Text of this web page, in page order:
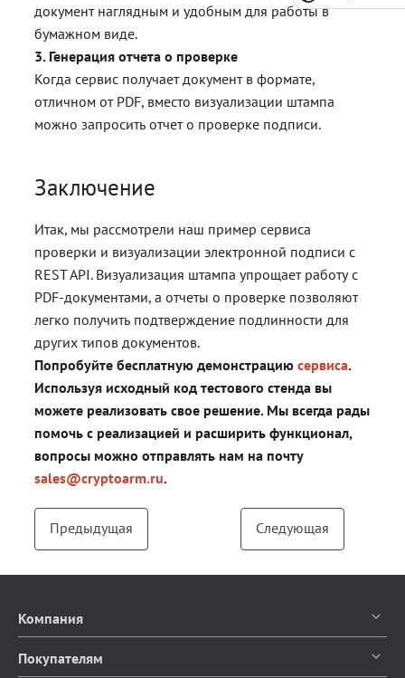
документ наглядным и удобным для работы в
бумажном виде.
3. Генерация отчета о проверке
Когда сервис получает документ в формате,
отличном от PDF, вместо визуализации штампа
можно запросить отчет о проверке подписи.
Заключение
Итак, мы рассмотрели наш пример сервиса
проверки и визуализации электронной подписи с
REST API. Визуализация штампа упрощает работу с
PDF-документами, а отчеты о проверке позволяют
легко получить подтверждение подлинности для
других типов документов.
Попробуйте бесплатную демонстрациюсервиса.
Используя исходный код тестового стенда вы
можете реализовать свое решение. Мы всегда рады
помочь с реализацией и расширить функционал,
вопросы можно отправлять нам на почту
sales@cryptoarm.ru.
Предыдущая Следующая
Компания
О компании
Покупателям